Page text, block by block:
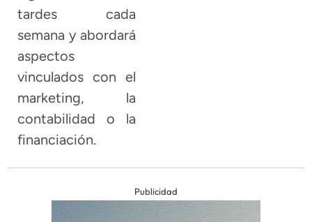
tardes cada
semana y abordará
aspectos
vinculados con el
marketing, la
contabilidad o la
financiación.
Publicidad